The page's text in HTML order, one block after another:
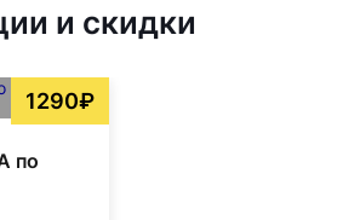
и скидки
1290₽
по